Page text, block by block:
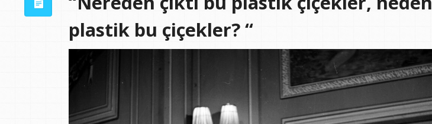
plastik bu çiçekler? “